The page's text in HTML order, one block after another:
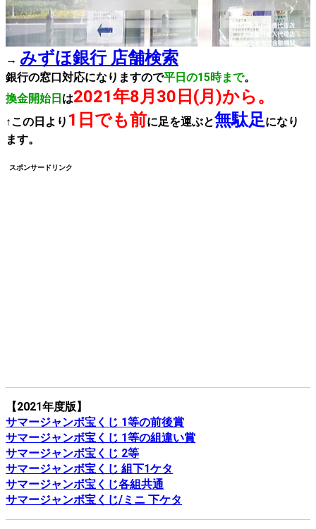
→ みずほ銀行 店舗検索
銀行の窓口対応になりますので平日の15時まで。
換金開始日は2021年8月30日(月)から。
↑この日より 1日でも前に足を運ぶと無駄足になり
ます。
スポンサードリンク
【2021年度版】
サマージャンボ宝くじ 1等の前後賞
サマージャンボ宝くじ 1等の組違い賞
サマージャンボ宝くじ 2等
サマージャンボ宝くじ 組下1ケタ
サマージャンボ宝くじ各組共通
サマージャンボ宝くじ/ミニ 下ケタ